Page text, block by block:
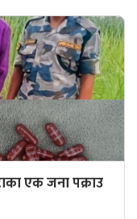
एक जना पक्राउ